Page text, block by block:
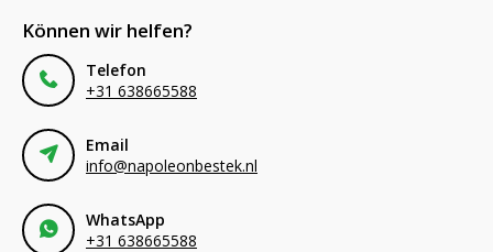
Können wir helfen?
Telefon
+31 638665588
Email
info@napoleonbestek.nl
WhatsApp
+31 638665588